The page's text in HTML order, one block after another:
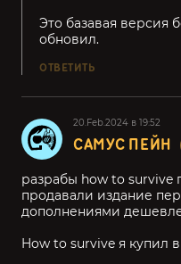
Это базавая версия
обновил.
ОТВЕТИТЬ
20.Feb.2024 в 19:52
САМУС ПЕЙН
разрабы how to survive
продавали издание
дополнениями
How to survive я купил